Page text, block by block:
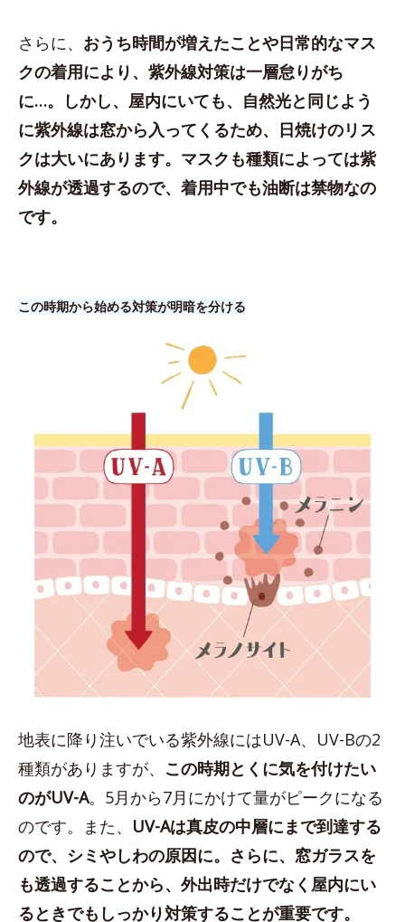
さらに、 おうち時間が増えたことや日常的なマス
クの着用により、紫外線対策は一層怠りがち
に…。しかし、屋内にいても、自然光と同じよう
に紫外線は窓から入ってくるため、日焼けのリス
クは大いにあります。マスクも種類によっては紫
外線が透過するので、着用中でも油断は禁物なの
です。
この時期から始める対策が明暗を分ける
地表に降り注いでいる紫外線にはUV-A、UV-Bの2
種類がありますが、 この時期とくに気を付けたい
のがUV-A。5月から7月にかけて量がピークになる
のです。また、 UV-Aは真皮の中層にまで到達する
ので、シミやしわの原因に。さらに、窓ガラスを
も透過することから、外出時だけでなく屋内にい
るときでもしっかり対策することが重要です。